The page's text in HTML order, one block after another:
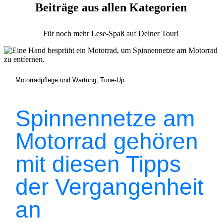
Beiträge aus allen Kategorien
Für noch mehr Lese-Spaß auf Deiner Tour!
Motorradpflege und Wartung Tune-Up
Spinnennetze am
Motorrad gehören
mit diesen Tipps
der Vergangenheit
an